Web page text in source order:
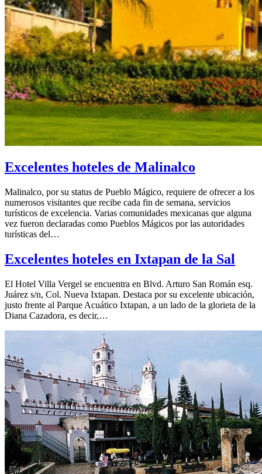
Excelentes hoteles de Malinalco
Malinalco, por su status de Pueblo Mágico, requiere de ofrecer a los
numerosos visitantes que recibe cada fin de semana, servicios
turísticos de excelencia. Varias comunidades mexicanas que alguna
vez fueron declaradas como Pueblos Mágicos por las autoridades
turísticas del…
Excelentes hoteles en Ixtapan de la Sal
El Hotel Villa Vergel se encuentra en Blvd. Arturo San Román esq.
Juárez s/n, Col. Nueva Ixtapan. Destaca por su excelente ubicación,
justo frente al Parque Acuático Ixtapan, a un lado de la glorieta de la
Diana Cazadora, es decir,…